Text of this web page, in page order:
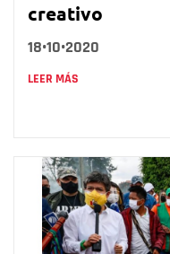
creativo
18•10•2020
LEER MÁS